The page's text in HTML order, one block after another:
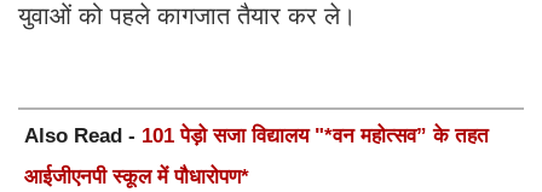
युवाओं को पहले कागजात तैयार कर ले।
Also Read - 101 पेड़ो सजा विद्यालय "*वन महोत्सव” के तहत
आईजीएनपी स्कूल में पौधारोपण*